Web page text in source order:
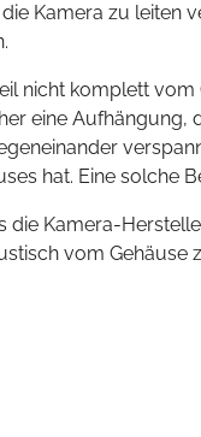
Kamera zu leiten
nicht komplett
eine
hat. Eine solche
die Kamera-
vom